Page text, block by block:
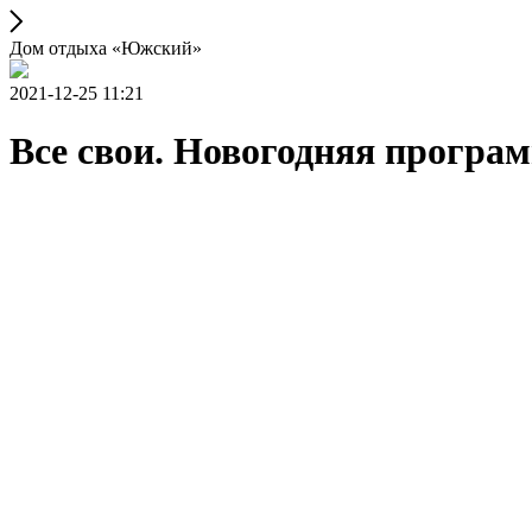
Дом отдыха «Южский»
2021-12-25 11:21
Все свои. Новогодняя